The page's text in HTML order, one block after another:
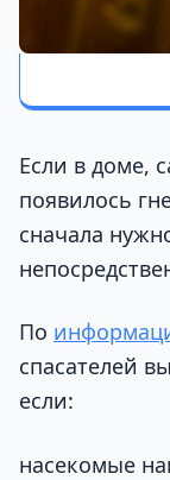
Если в доме,
появилось
сначала
По
спасателей
если:
насекомые